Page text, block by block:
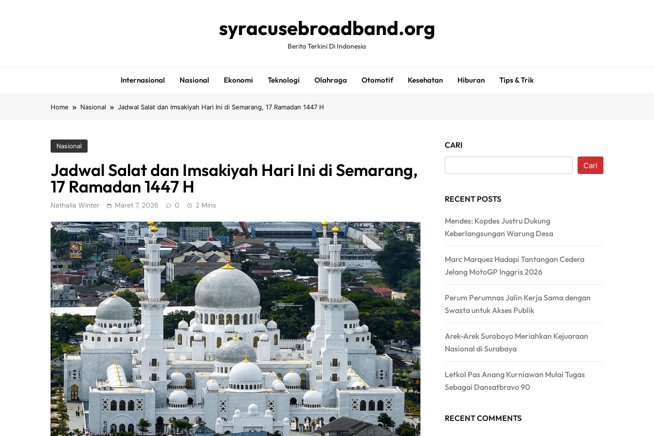
syracusebroadband.org
Berita Terkini Di Indonesia
Internasional Nasional Ekonomi Teknologi Olahraga Otomotif Kesehatan Hiburan Tips & Trik
Home Nasional Jadwal Salat dan Imsakiyah Hari Ini di Semarang, 17 Ramadan 1447 H
Nasional
Jadwal Salat dan Imsakiyah Hari Ini di Semarang,
17 Ramadan 1447 H
Nathalia Winter Maret 7, 2026 0 2 Mins
CARI
Cari
RECENT POSTS
Mendes: Kopdes Justru Dukung
Keberlangsungan Warung Desa
Marc Marquez Hadapi Tantangan Cedera
Jelang MotoGP Inggris 2026
Perum Perumnas Jalin Kerja Sama dengan
Swasta untuk Akses Publik
Arek-Arek Suroboyo Meriahkan Kejuaraan
Nasional di Surabaya
Letkol Pas Anang Kurniawan Mulai Tugas
Sebagai Dansatbravo 90
RECENT COMMENTS